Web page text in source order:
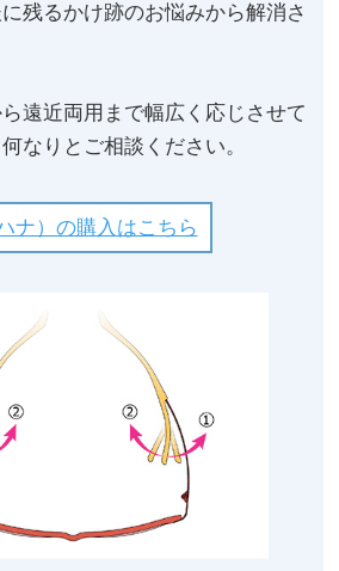
残るかけ跡のお悩みから解消さ
遠近両用まで幅広く応じさせて
なりとご相談ください。
ナ）の購入はこちら